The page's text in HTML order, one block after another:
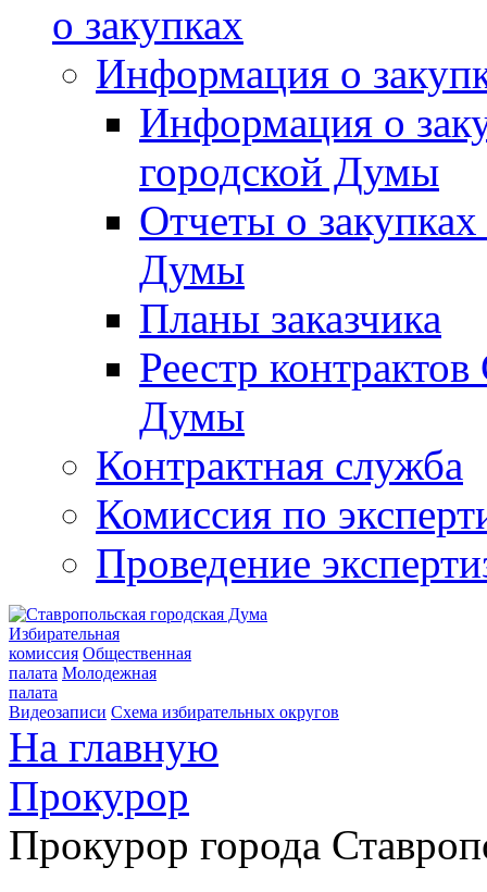
о закупках
Информация о
Информация о
городской Думы
Отчеты о
Думы
Планы заказчика
Реестр
Думы
Контрактная служба
Комиссия по
Проведение
Избирательная
комиссия Общественная
палата Молодежная
палата
Видеозаписи Схема избирательных округов
На главную
Прокурор
Прокурор города